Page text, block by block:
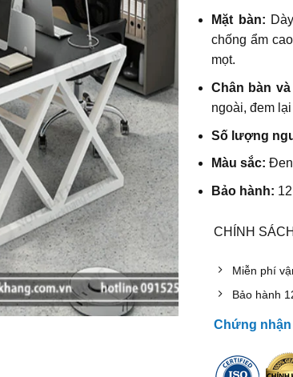
Mặt bàn:
chống ẩm
mọt.
Chân bàn
ngoài, đem
Số lượng
Màu sắc:
Bảo hành:
CHÍNH
Miễn phí
Bảo hành
Chứng nhận